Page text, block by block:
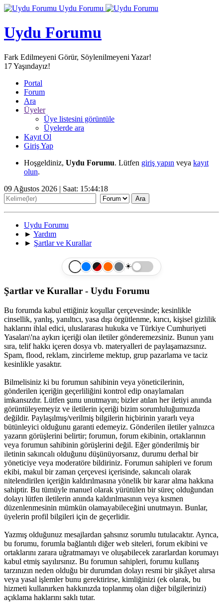
Uydu Forumu
Uydu Forumu
Fark Edilmeyeni Görür, Söylenilmeyeni Yazar!
17Yaşındayız!
Portal
Forum
Ara
Üyeler
Üye listesini görüntüle
Üyelerde ara
Kayıt Ol
Giriş Yap
Hoşgeldiniz, Uydu Forumu. Lütfen giriş yapın veya kayıt
olun.
09 Ağustos 2026 | Saat: 15:44:18
Uydu Forumu
► Yardım
► Şartlar ve Kurallar
☀️
Şartlar ve Kurallar - Uydu Forumu
Bu forumda kabul ettiğiniz koşullar çerçevesinde; kesinlikle
cinsellik, yanlış, yanıltıcı, yasa dışı örgütlenme, kırıcı, kişisel gizlilik
haklarını ihlal edici, uluslararası hukuka ve Türkiye Cumhuriyeti
Yasaları\'na aykırı içeriği olan iletiler gönderemezsiniz. Bunun yanı
sıra, telif hakkı içeren dosya vb. materyalleri de paylaşamazsınız.
Spam, flood, reklam, zincirleme mektup, grup pazarlama ve taciz
kesinlikle yasaktır.
Bilmelisiniz ki bu forumun sahibinin veya yöneticilerinin,
gönderilen içeriğin geçerliliğini kontrol edip onaylamaları
imkansızdır. Lütfen şunu unutmayın; bizler atılan her iletiyi anında
görüntüleyemeyiz ve iletilerin içeriği bizim sorumluluğumuzda
değildir. Paylaşılmış/verilmiş bilgilerin hiçbirinin yararlı veya
bütünleyici olduğunu garanti edemeyiz. Gönderilen iletiler yalnızca
yazarın görüşlerini belirtir; forumun, forum ekibinin, ortaklarının
veya forumun sahibinin görüşlerini değil. Eğer gönderilmiş bir
iletinin sakıncalı olduğunu düşünüyorsanız, durumu derhal bir
yöneticiye veya moderatöre bildiriniz. Forumun sahipleri ve forum
ekibi, makul bir zaman çerçevesi içerisinde, sakıncalı olarak
nitelendirilen içeriğin kaldırılmasına yönelik bir karar alma hakkına
sahiptir. Bu tümüyle manuel olarak yürütülen bir süreç olduğundan
dolayı lütfen iletilerin anında kaldırılmasının veya kısmen
düzenlenmesinin mümkün olamayabileceğini unutmayın. Bunlar,
üyelerin profil bilgileri için de geçerlidir.
Yazmış olduğunuz mesajlardan şahsınız sorumlu tutulacaktır. Ayrıca,
bu forumu, forumla bağlantılı diğer web siteleri, forum ekibini ve
ortaklarını zarara uğratmamayı ve oluşabilecek zararlardan korumayı
kabul etmiş sayılırsınız. Bu forumun sahipleri, forumu kullanış
tarzınızın neden olduğu bir durumdan dolayı resmi bir şikâyet alırsa
veya yasal işlemler bunu gerektirirse, kimliğinizi (ek olarak, bu
hizmeti kullanırken hakkınızda toplanmış olan diğer bilgilerinizi)
açıklama haklarını saklı tutar.